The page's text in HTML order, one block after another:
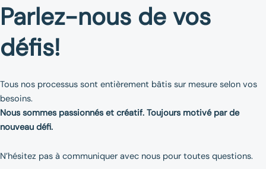
Parlez-nous de vos
défis!
Tous nos processus sont entièrement bâtis sur mesure selon vos
besoins.
Nous sommes passionnés et créatif. Toujours motivé par de
nouveau défi.
N’hésitez pas à communiquer avec nous pour toutes questions.